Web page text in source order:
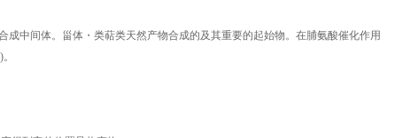
成中间体。甾体・类萜类天然产物合成的及其重要的起始物。在脯氨酸催化作用